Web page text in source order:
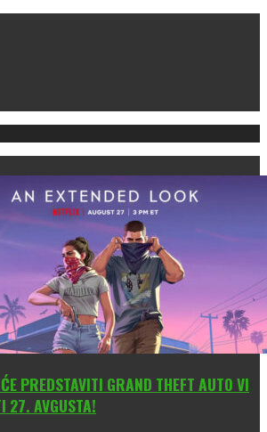
PREDSTAVITI GRAND THEFT AUTO VI
27. AVGUSTA!